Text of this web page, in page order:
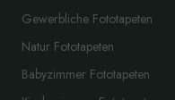
Gewerbliche Fototapeten
Natur Fototapeten
Babyzimmer Fototapeten